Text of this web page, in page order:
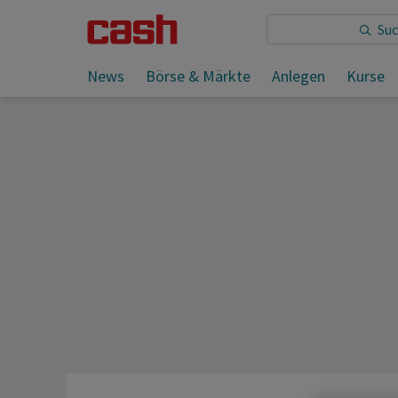
News Börse & Märkte Anlegen Kurse
Sie lesen: